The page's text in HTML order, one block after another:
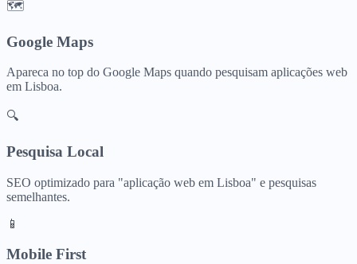
🗺️
Google Maps
Apareca no top do Google Maps quando pesquisam aplicações web
em Lisboa.
🔍
Pesquisa Local
SEO optimizado para "aplicação web em Lisboa" e pesquisas
semelhantes.
📱
Mobile First